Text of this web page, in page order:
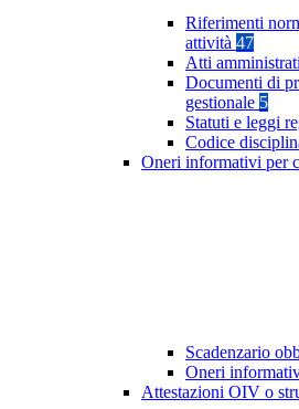
Riferimenti
attività 47
Atti
Documenti di
gestionale 5
Statuti e leggi
Codice
Oneri informativi per
Scadenzario
Oneri
Attestazioni OIV o